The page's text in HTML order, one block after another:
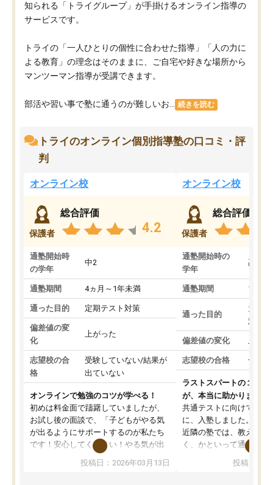
知られる「トライグループ」が手掛けるオンライン指導の
サービスです。
トライの「一人ひとりの個性に合わせた指導」「人の力に
よる教育」の理念はそのままに、ご自宅や好きな場所から
マンツーマン指導が受講できます。
部活や習い事で塾に通うのが難しいお... 続きを読む
トライのオンライン個別指導塾の口コミ・評
判
オンライン校
保護者
総合評価
4.2
通塾開始時
の学年
中2
通塾期間 4ヵ月～1年未満
通った目的 定期テスト対策
偏差値の変
化
上がった
志望校の合
格
受験していない/結果が
出ていない
オンラインで勉強のコツが学べる！
初めは料金面で躊躇していましたが、
お試し後の面談で、「子どもがやる気
が出るようにサポートするのが私たち
です！安心してください！やる気が出
ないのは私たち講師の責任です」と言
ってくださり、確かに！と考えて、思
投稿日：2026年03月13日
オンライン校
保護者
総合評価
通塾開始時の
学年
高3
通塾期間 1～3
通った目的
大学
対策
偏差値の変化
志望校の合格 合格
ラストスパートの１か月
が、本当に助かりました
共通テストに向けての追
に、入塾しました。田舎
近隣の塾では、教えても
く、かといって通うには
可能なので本当に助か
投稿日：